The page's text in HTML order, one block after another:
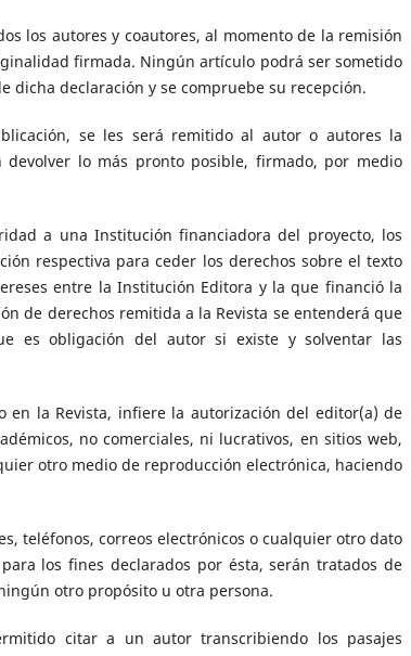
los autores y coautores, al momento de la remisión
firmada. Ningún artículo podrá ser sometido
dicha declaración y se compruebe su recepción.
se les será remitido al autor o autores la
lo más pronto posible, firmado, por medio
a una Institución financiadora del proyecto, los
respectiva para ceder los derechos sobre el texto
entre la Institución Editora y la que financió la
de derechos remitida a la Revista se entenderá que
es obligación del autor si existe y solventar las
en la Revista, infiere la autorización del editor(a) de
no comerciales, ni lucrativos, en sitios web,
otro medio de reproducción electrónica, haciendo
teléfonos, correos electrónicos o cualquier otro dato
los fines declarados por ésta, serán tratados de
otro propósito u otra persona.
citar a un autor transcribiendo los pasajes